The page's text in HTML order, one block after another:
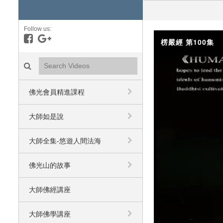
Follow us:
Like on Facebook
Follow on Google+
Search videos icon
佛光會員精進課程
大師如是說
大師全集-悠遊人間法海
佛光山的故事
大師佛經講座
大師佛學講座
楞嚴經 第100集